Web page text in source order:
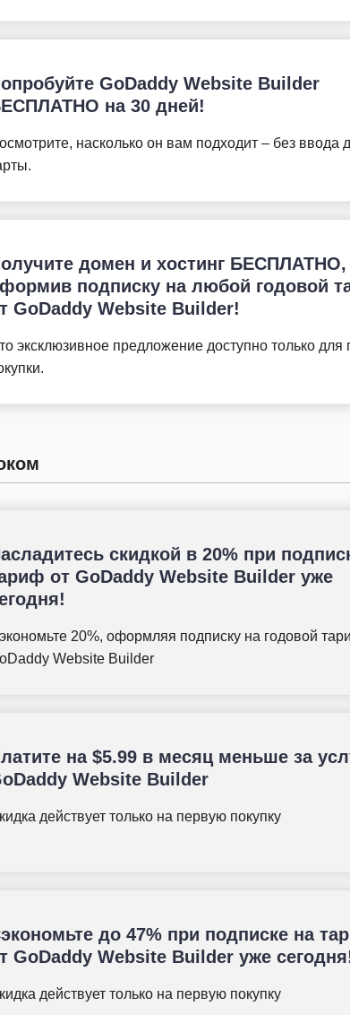
GoDaddy Website Builder
на 30 дней!
насколько он вам подходит – без ввода
домен и хостинг БЕСПЛАТНО,
подписку на любой годовой
GoDaddy Website Builder!
эксклюзивное предложение доступно только для
скидкой в 20% при
от GoDaddy Website Builder уже
20%, оформляя подписку на годовой
Website Builder
на$5.99 в месяц меньше за
Website Builder
действует только на первую покупку
до 47% при подписке на
GoDaddy Website Builder уже
действует только на первую покупку